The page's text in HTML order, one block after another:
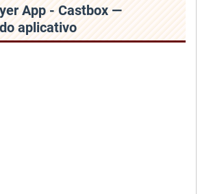
App - Castbox —
aplicativo